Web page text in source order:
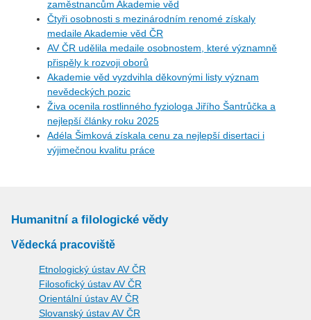
zaměstnancům Akademie věd
Čtyři osobnosti s mezinárodním renomé získaly
medaile Akademie věd ČR
AV ČR udělila medaile osobnostem, které významně
přispěly k rozvoji oborů
Akademie věd vyzdvihla děkovnými listy význam
nevědeckých pozic
Živa ocenila rostlinného fyziologa Jiřího Šantrůčka a
nejlepší články roku 2025
Adéla Šimková získala cenu za nejlepší disertaci i
výjimečnou kvalitu práce
Humanitní a filologické vědy
Vědecká pracoviště
Etnologický ústav AV ČR
Filosofický ústav AV ČR
Orientální ústav AV ČR
Slovanský ústav AV ČR